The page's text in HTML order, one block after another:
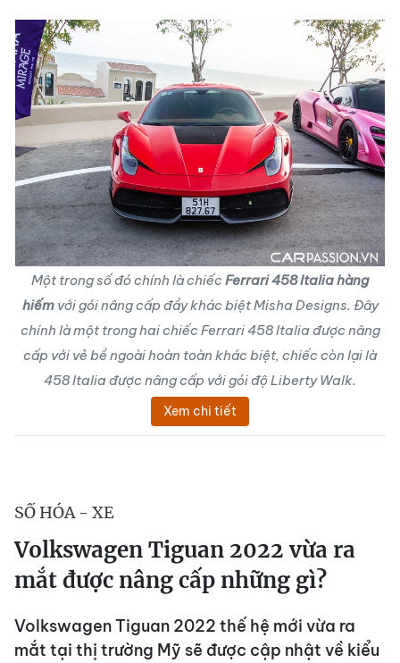
Một trong số đó chính là chiếc Ferrari 458 Italia hàng
hiếmvới gói nâng cấp đầy khác biệt Misha Designs. Đây
chính là một trong hai chiếc Ferrari 458 Italia được nâng
cấp với vẻ bề ngoài hoàn toàn khác biệt, chiếc còn lại là
458 Italia được nâng cấp với gói độ Liberty Walk.
Xem chi tiết
SỐ HÓA - XE
Volkswagen Tiguan 2022 vừa ra
mắt được nâng cấp những gì?
Volkswagen Tiguan 2022 thế hệ mới vừa ra
mắt tại thị trường Mỹ sẽ được cập nhật về kiểu